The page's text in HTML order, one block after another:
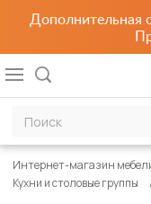
Дополнительная
Интернет-магазин
Кухни и столовые группы